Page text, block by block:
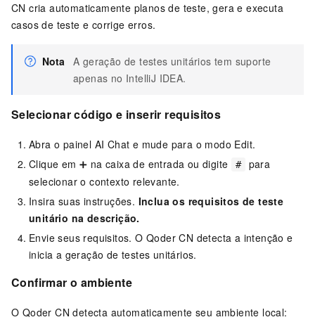
CN cria automaticamente planos de teste, gera e executa
casos de teste e corrige erros.
Nota A geração de testes unitários tem suporte
apenas no IntelliJ IDEA.
Selecionar código e inserir requisitos
Abra o painel AI Chat e mude para o modo Edit.
Clique em ➕ na caixa de entrada ou digite
#
para
selecionar o contexto relevante.
Insira suas instruções. Inclua os requisitos de teste
unitário na descrição.
Envie seus requisitos. O Qoder CN detecta a intenção e
inicia a geração de testes unitários.
Confirmar o ambiente
O Qoder CN detecta automaticamente seu ambiente local: